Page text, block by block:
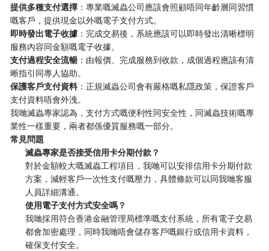
提供多種支付選擇 ：專業嘅滅蟲公司應該會照顧唔同年齡層同習慣
嘅客戶，提供現金以外嘅電子支付方式。
即時發出電子收據 ：完成交易後，系統應該可以即時發出清晰標明
服務內容同金額嘅電子收據。
支付過程安全流暢 ：由報價、完成服務到收款，成個過程應該有清
晰指引同專人協助。
保護客戶支付資料：正規滅蟲公司會有嚴格嘅私隱政策，保證客戶
支付資料唔會外洩。
我哋滅蟲專家認為，支付方式嘅便利性同安全性，同滅蟲技術嘅專
業性一樣重要，兩者都係優質服務嘅一部分。
常見問題
滅蟲專家是否接受信用卡分期付款？
對於金額較大嘅滅蟲工程項目，我哋可以安排信用卡分期付款
方案，減輕客戶一次性支付嘅壓力，具體條款可以同我哋客服
人員詳細溝通。
使用電子支付方式安全嗎？
我哋採用符合香港金融管理局標準嘅支付系統，所有電子交易
都會加密處理，同時我哋唔會儲存客戶嘅銀行或信用卡資料，
確保支付安全。